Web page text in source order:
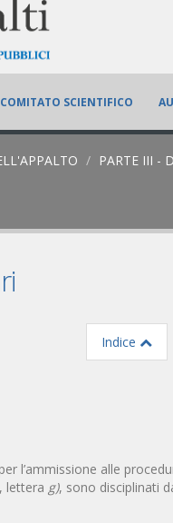
COMITATO SCIENTIFICO
PARTE III -
Indice
l’ammissione alle
lettera g), sono disciplinati